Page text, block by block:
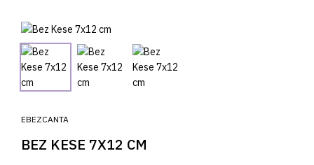
EBEZCANTA
BEZ KESE 7X12 CM